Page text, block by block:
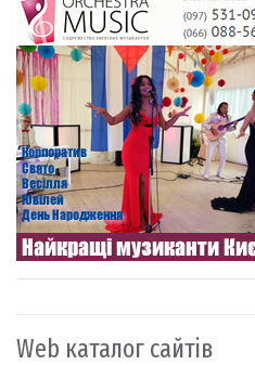
Web каталог сайтів